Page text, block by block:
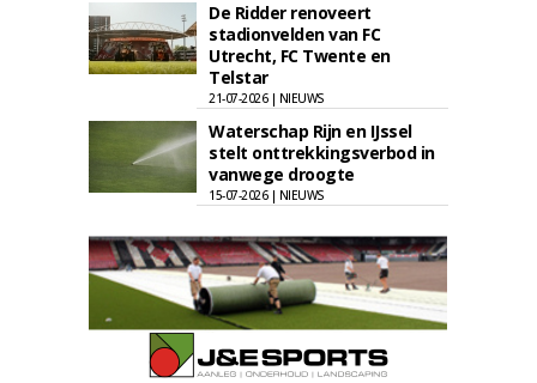
De Ridder renoveert
stadionvelden van FC
Utrecht, FC Twente en
Telstar
21-07-2026 | NIEUWS
Waterschap Rijn en IJssel
stelt onttrekkingsverbod in
vanwege droogte
15-07-2026 | NIEUWS